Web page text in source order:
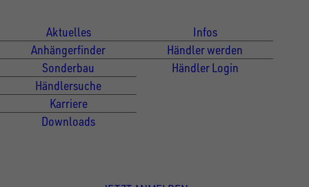
Aktuelles
Anhängerfinder
Sonderbau
Händlersuche
Karriere
Downloads
Infos
Händler werden
Händler Login